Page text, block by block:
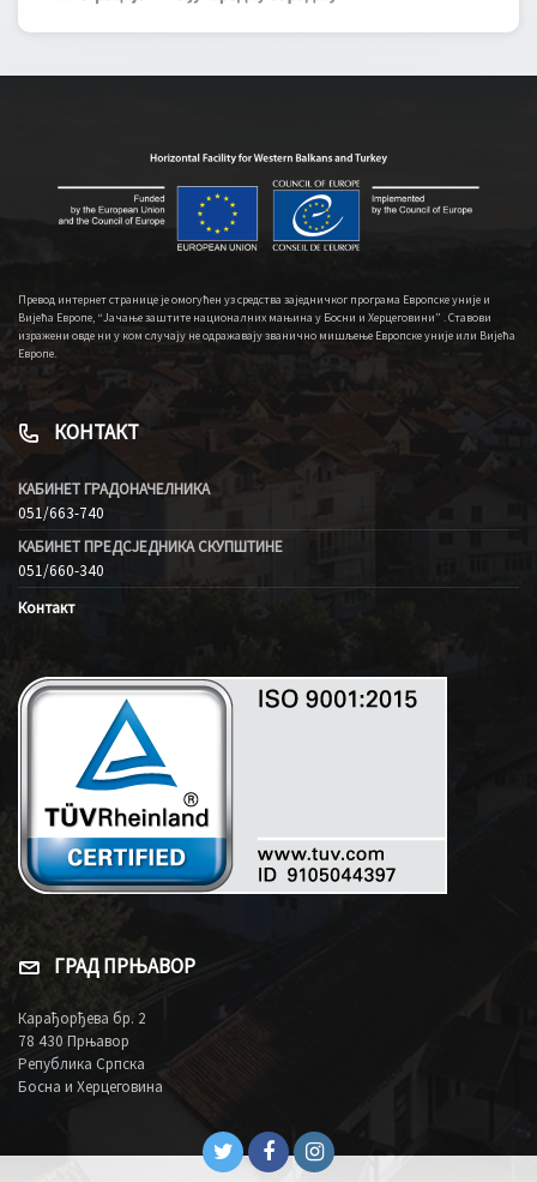
Превод интернет странице је омогућен уз средства заједничког програма Европске уније и
Вијећа Европе, “Јачање заштите националних мањина у Босни и Херцеговини” . Ставови
изражени овде ни у ком случају не одражавају званично мишљење Европске уније или Вијећа
Европе.
КОНТАКТ
КАБИНЕТ ГРАДОНАЧЕЛНИКА
051/663-740
КАБИНЕТ ПРЕДСЈЕДНИКА СКУПШТИНЕ
051/660-340
Контакт
ГРАД ПРЊАВОР
Карађорђева бр. 2
78 430 Прњавор
Република Српска
Босна и Херцеговина